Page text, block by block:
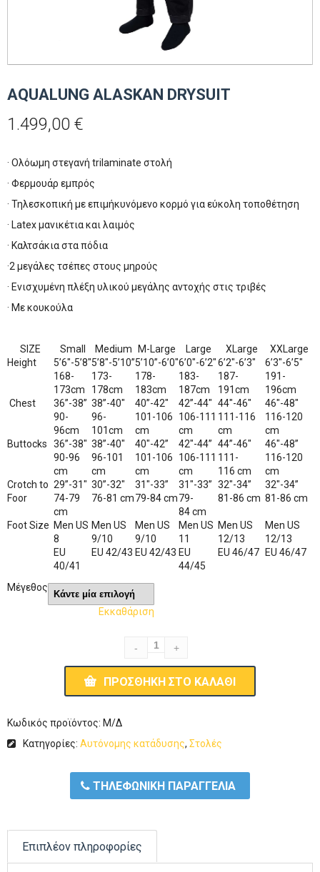
AQUALUNG ALASKAN DRYSUIT
1.499,00 €
· Ολόωμη στεγανή trilaminate στολή
· Φερμουάρ εμπρός
· Τηλεσκοπική με επιμήκυνόμενο κορμό για εύκολη τοποθέτηση
· Latex μανικέτια και λαιμός
· Καλτσάκια στα πόδια
·2 μεγάλες τσέπες στους μηρούς
· Ενισχυμένη πλέξη υλικού μεγάλης αντοχής στις τριβές
· Με κουκούλα
SIZE Small Medium M-Large Large XLarge
XXLarge
Height
5’6″-5’8″
168-
173cm
5’8″-5’10”
173-
178cm
5’10”-6’0″
178-
183cm
6’0″-6’2″
183-
187cm
6’2″-6’3″
187-
191cm
6’3″-6’5″
191-
196cm
Chest
36”-38”
90-
96cm
38”-40″
96-
101cm
40”-42″
101-106
cm
42”-44″
106-111
cm
44″-46″
111-116
cm
46″-48″
116-120
cm
Buttocks
36”-38″
90-96
cm
38”-40″
96-101
cm
40″-42”
101-106
cm
42″-44”
106-111
cm
44”-46″
111-
116 cm
46″-48”
116-120
cm
Crotch to
Foor
29”-31″
74-79
cm
30”-32″
76-81 cm
31″-33”
79-84 cm
31″-33”
79-
84 cm
32″-34”
81-86 cm
32″-34”
81-86 cm
Foot Size Men US
8
EU
40/41
Men US
9/10
EU 42/43
Men US
9/10
EU 42/43
Men US
11
EU
44/45
Men US
12/13
EU 46/47
Men US
12/13
EU 46/47
Μέγεθος
Εκκαθάριση
ΠΡΟΣΘΉΚΗ ΣΤΟ ΚΑΛΆΘΙ
Κωδικός προϊόντος: Μ/Δ
Κατηγορίες: Αυτόνομης κατάδυσης, Στολές
ΤΗΛΕΦΩΝΙΚΗ ΠΑΡΑΓΓΕΛΙΑ
Επιπλέον πληροφορίες